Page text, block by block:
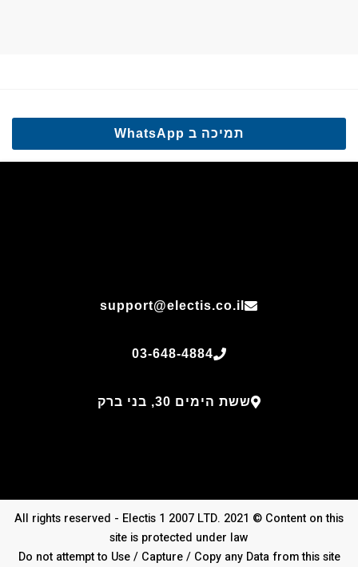
תמיכה ב WhatsApp
support@electis.co.il
03-648-4884
ששת הימים 30, בני ברק
All rights reserved - Electis 1 2007 LTD. 2021 © Content on this
site is protected under law
Do not attempt to Use / Capture / Copy any Data from this site